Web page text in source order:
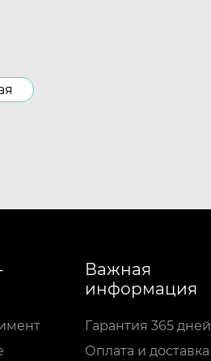
Важная
информация
Гарантия 365 дней
Оплата и доставка